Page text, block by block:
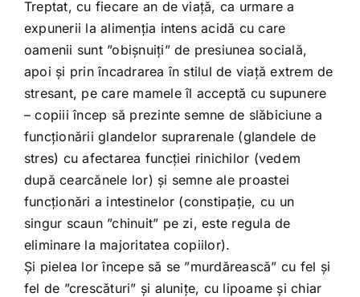
Treptat, cu fiecare an de viață, ca urmare a
expunerii la alimenția intens acidă cu care
oamenii sunt ”obișnuiți” de presiunea socială,
apoi și prin încadrarea în stilul de viață extrem de
stresant, pe care mamele îl acceptă cu supunere
– copiii încep să prezinte semne de slăbiciune a
funcționării glandelor suprarenale (glandele de
stres) cu afectarea funcției rinichilor (vedem
după cearcănele lor) și semne ale proastei
funcționări a intestinelor (constipație, cu un
singur scaun ”chinuit” pe zi, este regula de
eliminare la majoritatea copiilor).
Și pielea lor începe să se ”murdărească” cu fel și
fel de ”crescături” și alunițe, cu lipoame și chiar